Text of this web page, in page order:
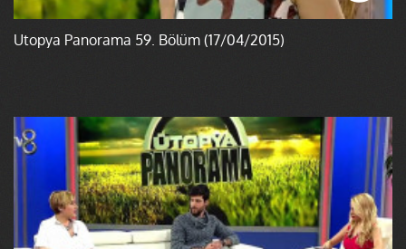
Ütopya Panorama 59. Bölüm (17/04/2015)